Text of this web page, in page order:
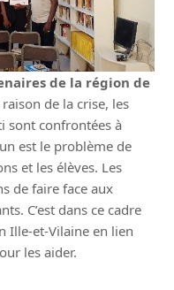
de la région de
raison de la crise, les
sont confrontées à
est le problème de
et les élèves. Les
de faire face aux
C’est dans ce cadre
Ille-et-Vilaine en lien
les aider.